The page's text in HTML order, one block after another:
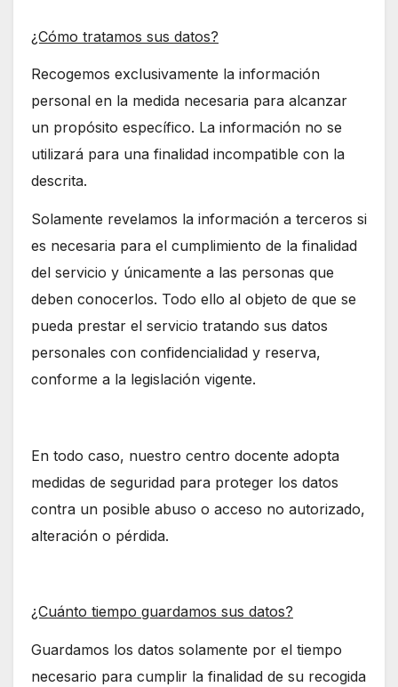
¿Cómo tratamos sus datos?
Recogemos exclusivamente la información
personal en la medida necesaria para alcanzar
un propósito específico. La información no se
utilizará para una finalidad incompatible con la
descrita.
Solamente revelamos la información a terceros si
es necesaria para el cumplimiento de la finalidad
del servicio y únicamente a las personas que
deben conocerlos. Todo ello al objeto de que se
pueda prestar el servicio tratando sus datos
personales con confidencialidad y reserva,
conforme a la legislación vigente.
En todo caso, nuestro centro docente adopta
medidas de seguridad para proteger los datos
contra un posible abuso o acceso no autorizado,
alteración o pérdida.
¿Cuánto tiempo guardamos sus datos?
Guardamos los datos solamente por el tiempo
necesario para cumplir la finalidad de su recogida